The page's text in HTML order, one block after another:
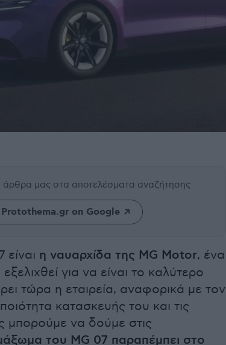
άρθρα μας στα αποτελέσματα αναζήτησης
on Google
είναι η ναυαρχίδα της MG Motor, ένα
για να είναι το καλύτερο
τώρα η εταιρεία, αναφορικά με τον
κατασκευής του και τις
μπορούμε να δούμε στις
του MG 07 παραπέμπει στο